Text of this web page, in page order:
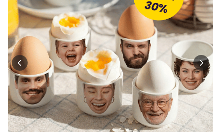
Personalisierbar
Personalisierbares Aperol
Spritz Glas mit Name
über 19.400
mal gekauft
16,99 €
Personalisierbar
Personalisierbares Handtuch
Maritim mit Text
über 1.900
mal gekauft
34,99 €
Personalisierbar